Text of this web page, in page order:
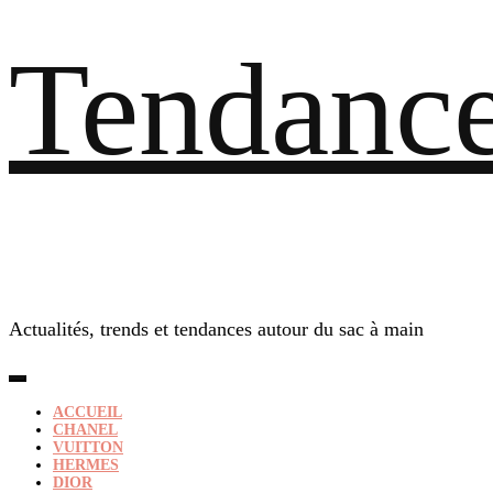
Actualités, trends et tendances autour du sac à main
ACCUEIL
CHANEL
VUITTON
HERMES
DIOR